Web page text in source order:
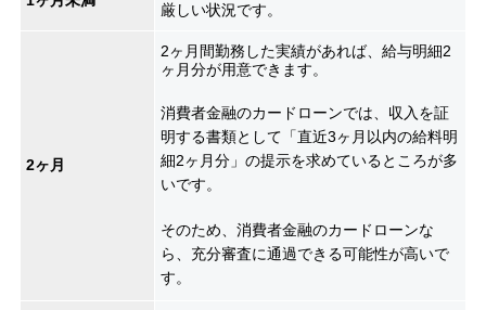
厳しい状況です。
2ヶ月
2ヶ月間勤務した実績があれば、給与明細2
ヶ月分が用意できます。
消費者金融のカードローンでは、収入を証
明する書類として「直近3ヶ月以内の給料明
細2ヶ月分」の提示を求めているところが多
いです。
そのため、消費者金融のカードローンな
ら、充分審査に通過できる可能性が高いで
す。